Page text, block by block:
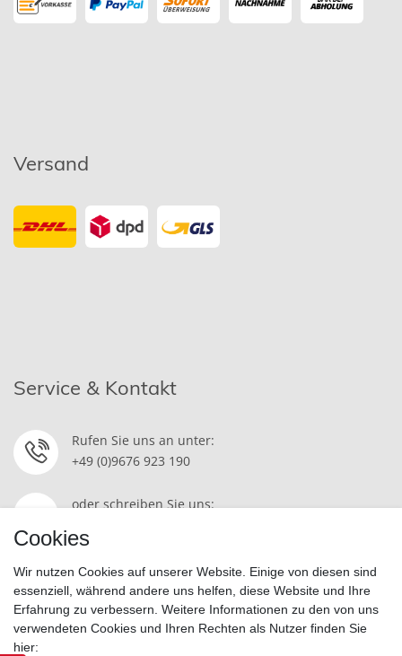
Versand
Service & Kontakt
Rufen Sie uns an unter:
+49 (0)9676 923 190
oder schreiben Sie uns:
Widerrufsrecht | Datenschutzerklärung | AGB | Impressum
Cookies
Wir nutzen Cookies auf unserer Website. Einige von diesen sind
essenziell, während andere uns helfen, diese Website und Ihre
Erfahrung zu verbessern. Weitere Informationen zu den von uns
verwendeten Cookies und Ihren Rechten als Nutzer finden Sie
hier: